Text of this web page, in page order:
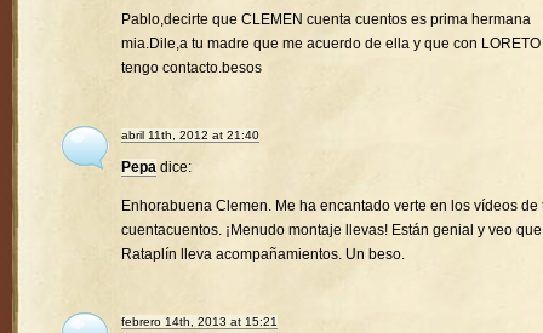
Pablo,decirte que CLEMEN cuenta cuentos es prima hermana
mia.Dile,a tu madre que me acuerdo de ella y que con LORETO
tengo contacto.besos
abril 11th, 2012 at 21:40
Pepa dice:
Enhorabuena Clemen. Me ha encantado verte en los vídeos de
cuentacuentos. ¡Menudo montaje llevas! Están genial y veo que
Rataplín lleva acompañamientos. Un beso.
febrero 14th, 2013 at 15:21